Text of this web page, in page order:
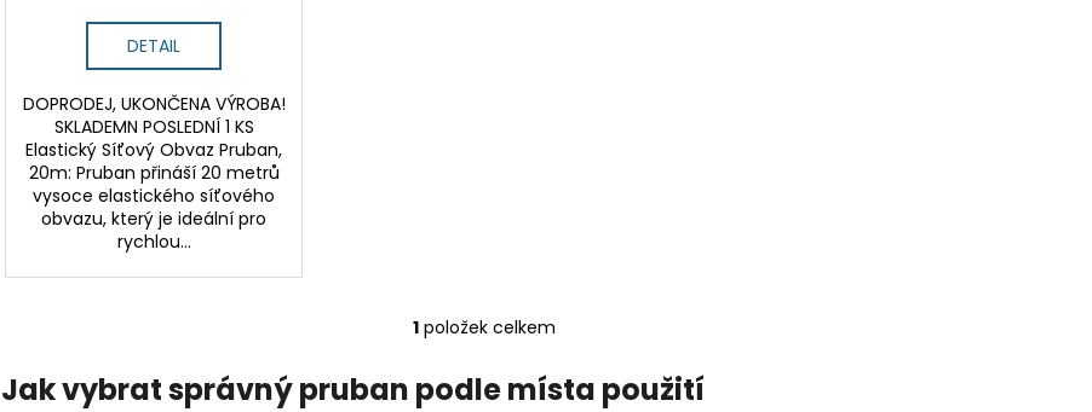
DETAIL
DOPRODEJ, UKONČENA VÝROBA!
SKLADEMN POSLEDNÍ 1 KS
Elastický Síťový Obvaz Pruban,
20m: Pruban přináší 20 metrů
vysoce elastického síťového
obvazu, který je ideální pro
rychlou...
O
l
1 položek celkem
Jak vybrat správný pruban podle místa použití